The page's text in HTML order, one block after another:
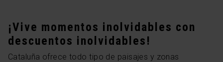
¡Vive momentos inolvidables con
descuentos inolvidables!
Cataluña ofrece todo tipo de paisajes y zonas